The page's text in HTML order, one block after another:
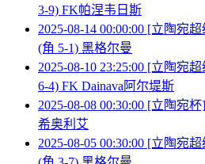
3-9) FK帕涅韦日斯
2025-08-14 00:00:00 [立陶宛
(角 5-1) 黑格尔曼
2025-08-10 23:25:00 [立陶宛
6-4) FK Dainava阿尔堤斯
2025-08-08 00:30:00 [立陶宛
希奥利艾
2025-08-05 00:30:00 [立陶宛